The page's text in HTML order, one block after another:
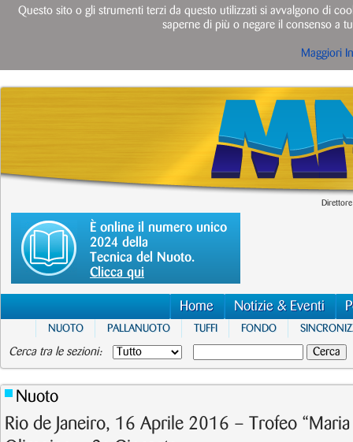
È online il numero unico
2024 della
Tecnica del Nuoto.
Clicca qui
Home Notizie & Eventi
NUOTO PALLANUOTO TUFFI FONDO
Cerca tra le sezioni:
Nuoto
Rio de Janeiro, 16 Aprile 2016 – Trofeo
Questo sito o gli strumenti terzi da questo utilizzati si avvalgono di
saperne di più o negare il consenso a
Maggiori